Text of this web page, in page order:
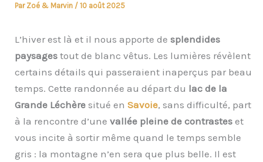
Par Zoé & Marvin / 10 août 2025
L’hiver est là et il nous apporte de splendides
paysages tout de blanc vêtus. Les lumières révèlent
certains détails qui passeraient inaperçus par beau
temps. Cette randonnée au départ du lac de la
Grande Léchère situé en Savoie, sans difficulté, part
à la rencontre d’une vallée pleine de contrastes et
vous incite à sortir même quand le temps semble
gris : la montagne n’en sera que plus belle. Il est